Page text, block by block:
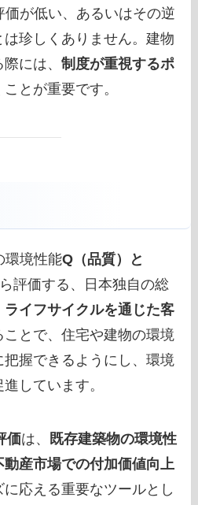
価が低い、あるいはその逆
珍しくありません。建物
際には、制度が重視するポ
とが重要です。
環境性能Q（品質）と
評価する、日本独自の総
ライフサイクルを通じた客
ことで、住宅や建物の環境
握できるようにし、環境
しています。
価は、
既存建築物の環境性
動産市場での付加価値向上
応える重要なツールとし